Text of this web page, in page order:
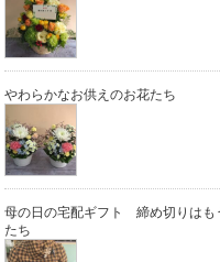
やわらかなお供えのお花たち
母の日の宅配ギフト 締め切りはも
たち